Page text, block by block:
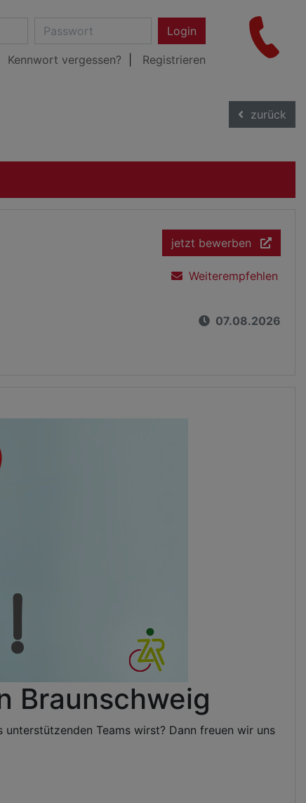
Login
Kennwort vergessen? Registrieren
zurück
jetzt bewerben
Weiterempfehlen
07.08.2026
Braunschweig
Teams wirst? Dann freuen wir uns